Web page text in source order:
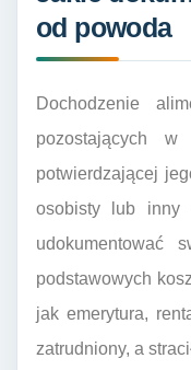
od powoda
Dochodzenie
pozostających w
potwierdzającej
osobisty lub inny
udokumentować
podstawowych
jak emerytura,
zatrudniony, a